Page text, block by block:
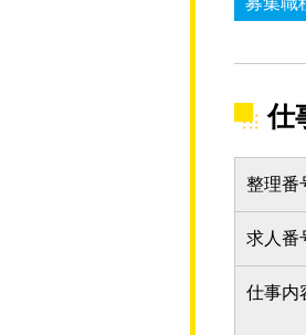
仕
整理番
求人番
仕事内